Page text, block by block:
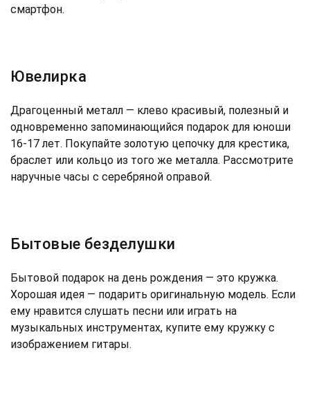
смартфон.
Ювелирка
Драгоценный металл — клево красивый, полезный и
одновременно запоминающийся подарок для юноши
16-17 лет. Покупайте золотую цепочку для крестика,
браслет или кольцо из того же металла. Рассмотрите
наручные часы с серебряной оправой.
Бытовые безделушки
Бытовой подарок на день рождения — это кружка.
Хорошая идея — подарить оригинальную модель. Если
ему нравится слушать песни или играть на
музыкальных инструментах, купите ему кружку с
изображением гитары.